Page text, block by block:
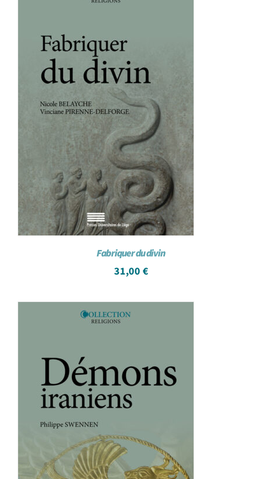
Fabriquer du divin
31,00 €